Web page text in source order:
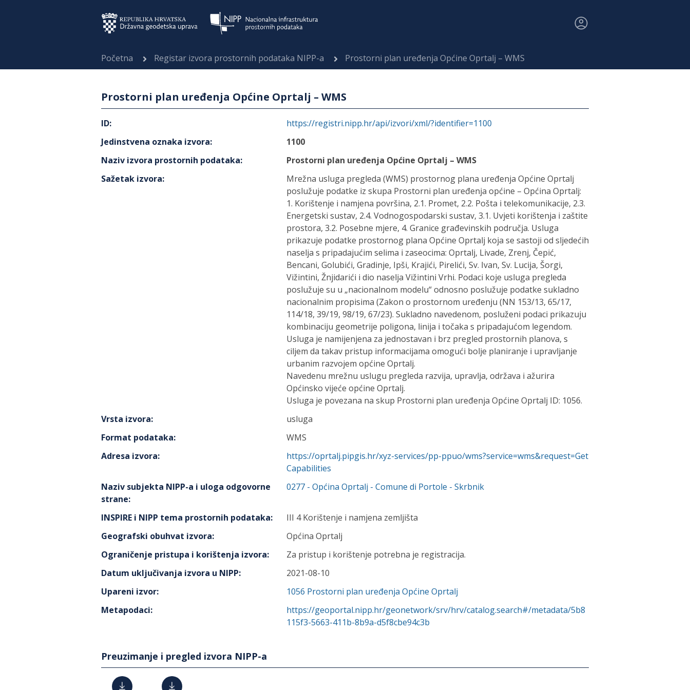
Početna Registar izvora prostornih podataka NIPP-a Prostorni plan uređenja Općine Oprtalj – WMS
Prostorni plan uređenja Općine Oprtalj – WMS
ID:
https://registri.nipp.hr/api/izvori/xml/?identifier=1100
Jedinstvena oznaka izvora:
1100
Naziv izvora prostornih podataka:
Prostorni plan uređenja Općine Oprtalj – WMS
Sažetak izvora:
Mrežna usluga pregleda (WMS) prostornog plana uređenja Općine Oprtalj
poslužuje podatke iz skupa Prostorni plan uređenja općine – Općina Oprtalj:
1. Korištenje i namjena površina, 2.1. Promet, 2.2. Pošta i telekomunikacije, 2.3.
Energetski sustav, 2.4. Vodnogospodarski sustav, 3.1. Uvjeti korištenja i zaštite
prostora, 3.2. Posebne mjere, 4. Granice građevinskih područja. Usluga
prikazuje podatke prostornog plana Općine Oprtalj koja se sastoji od sljedećih
naselja s pripadajućim selima i zaseocima: Oprtalj, Livade, Zrenj, Čepić,
Bencani, Golubići, Gradinje, Ipši, Krajići, Pirelići, Sv. Ivan, Sv. Lucija, Šorgi,
Vižintini, Žnjidarići i dio naselja Vižintini Vrhi. Podaci koje usluga pregleda
poslužuje su u „nacionalnom modelu“ odnosno poslužuje podatke sukladno
nacionalnim propisima (Zakon o prostornom uređenju (NN 153/13, 65/17,
114/18, 39/19, 98/19, 67/23). Sukladno navedenom, posluženi podaci prikazuju
kombinaciju geometrije poligona, linija i točaka s pripadajućom legendom.
Usluga je namijenjena za jednostavan i brz pregled prostornih planova, s
ciljem da takav pristup informacijama omogući bolje planiranje i upravljanje
urbanim razvojem općine Oprtalj.
Navedenu mrežnu uslugu pregleda razvija, upravlja, održava i ažurira
Općinsko vijeće općine Oprtalj.
Usluga je povezana na skup Prostorni plan uređenja Općine Oprtalj ID: 1056.
Vrsta izvora:
usluga
Format podataka:
WMS
Adresa izvora:
https://oprtalj.pipgis.hr/xyz-services/pp-ppuo/wms?service=wms&request=Get
Capabilities
Naziv subjekta NIPP-a i uloga odgovorne
strane:
0277 - Općina Oprtalj - Comune di Portole - Skrbnik
INSPIRE i NIPP tema prostornih podataka:
III 4 Korištenje i namjena zemljišta
Geografski obuhvat izvora:
Općina Oprtalj
Ograničenje pristupa i korištenja izvora:
Za pristup i korištenje potrebna je registracija.
Datum uključivanja izvora u NIPP:
2021-08-10
Upareni izvor: 1056 Prostorni plan uređenja Općine Oprtalj
Metapodaci:
https://geoportal.nipp.hr/geonetwork/srv/hrv/catalog.search#/metadata/5b8
115f3-5663-411b-8b9a-d5f8cbe94c3b
Preuzimanje i pregled izvora NIPP-a